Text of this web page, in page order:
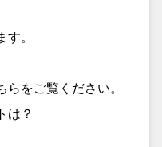
。
らをご覧ください。
は？